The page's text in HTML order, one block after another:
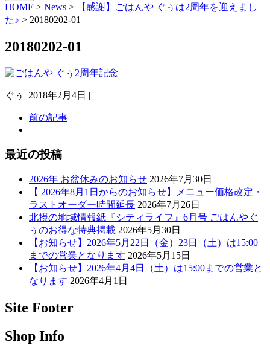
HOME > News >
【感謝】ごはんや ぐぅは2周年を迎えまし
た♪ > 20180202-01
20180202-01
ぐぅ | 2018年2月4日 |
前の記事
最近の投稿
2026年 お盆休みのお知らせ 2026年7月30日
【 2026年8月1日からのお知らせ】メニュー価格改定・
ラストオーダー時間延長 2026年7月26日
北摂の地域情報紙『シティライフ』6月号 ごはんやぐ
ぅのお得な特典掲載 2026年5月30日
【お知らせ】2026年5月22日（金）23日（土）は15:00
までの営業となります 2026年5月15日
【お知らせ】2026年4月4日（土）は15:00までの営業と
なります 2026年4月1日
Site Footer
Shop Info